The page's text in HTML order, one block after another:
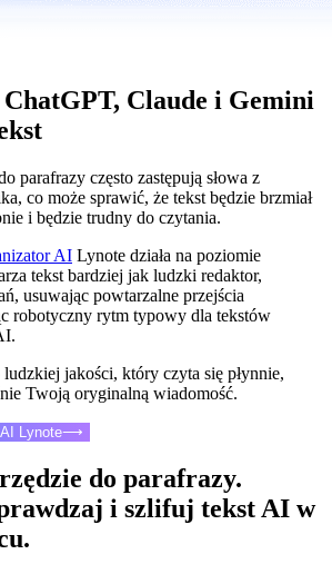
Claude i Gemini
parafrazy często zastępują słowa z
co może sprawić, że tekst będzie brzmiał
i będzie trudny do czytania.
AI Lynote działa na poziomie
tekst bardziej jak ludzki redaktor,
usuwając powtarzalne przejścia
robotyczny rytm typowy dla tekstów
jakości, który czyta się płynnie,
Twoją oryginalną wiadomość.
Lynote⟶
do parafrazy.
i szlifuj tekst AI w